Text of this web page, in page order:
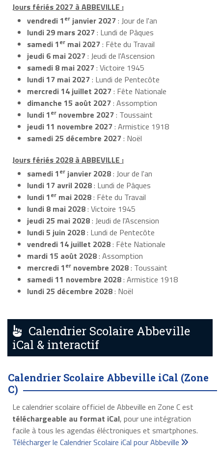
Jours fériés 2027 à ABBEVILLE :
vendredi 1er janvier 2027: Jour de l'an
lundi 29 mars 2027: Lundi de Pâques
samedi 1er mai 2027: Fête du Travail
jeudi 6 mai 2027: Jeudi de l'Ascension
samedi 8 mai 2027: Victoire 1945
lundi 17 mai 2027: Lundi de Pentecôte
mercredi 14 juillet 2027: Fête Nationale
dimanche 15 août 2027: Assomption
lundi 1er novembre 2027: Toussaint
jeudi 11 novembre 2027: Armistice 1918
samedi 25 décembre 2027: Noël
Jours fériés 2028 à ABBEVILLE :
samedi 1er janvier 2028: Jour de l'an
lundi 17 avril 2028: Lundi de Pâques
lundi 1er mai 2028: Fête du Travail
lundi 8 mai 2028: Victoire 1945
jeudi 25 mai 2028: Jeudi de l'Ascension
lundi 5 juin 2028: Lundi de Pentecôte
vendredi 14 juillet 2028: Fête Nationale
mardi 15 août 2028: Assomption
mercredi 1er novembre 2028: Toussaint
samedi 11 novembre 2028: Armistice 1918
lundi 25 décembre 2028: Noël
Calendrier Scolaire Abbeville
iCal & interactif
Calendrier Scolaire Abbeville iCal (Zone
C)
Le calendrier scolaire officiel de Abbeville en Zone C est
téléchargeable au format iCal, pour une intégration
facile à tous les agendas éléctroniques et smartphones.
Télécharger le Calendrier Scolaire iCal pour Abbeville